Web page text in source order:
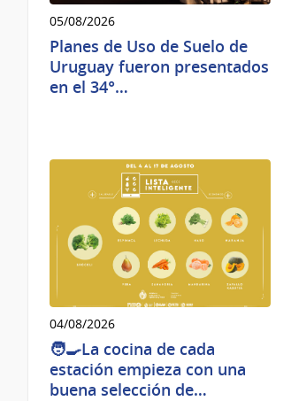
05/08/2026
Planes de Uso de Suelo de
Uruguay fueron presentados
en el 34°…
04/08/2026
🧑‍🍳La cocina de cada
estación empieza con una
buena selección de…